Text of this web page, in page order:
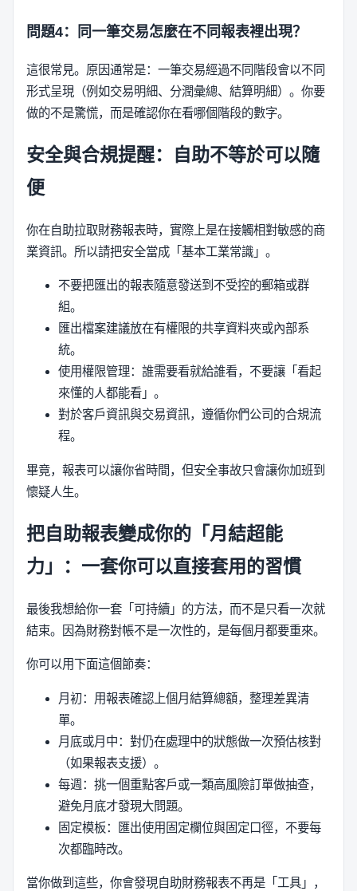
問題4：同一筆交易怎麼在不同報表裡出現？
這很常見。原因通常是：一筆交易經過不同階段會以不同
形式呈現（例如交易明細、分潤彙總、結算明細）。你要
做的不是驚慌，而是確認你在看哪個階段的數字。
安全與合規提醒：自助不等於可以隨
便
你在自助拉取財務報表時，實際上是在接觸相對敏感的商
業資訊。所以請把安全當成「基本工業常識」。
不要把匯出的報表隨意發送到不受控的郵箱或群
組。
匯出檔案建議放在有權限的共享資料夾或內部系
統。
使用權限管理：誰需要看就給誰看，不要讓「看起
來懂的人都能看」。
對於客戶資訊與交易資訊，遵循你們公司的合規流
程。
畢竟，報表可以讓你省時間，但安全事故只會讓你加班到
懷疑人生。
把自助報表變成你的「月結超能
力」：一套你可以直接套用的習慣
最後我想給你一套「可持續」的方法，而不是只看一次就
結束。因為財務對帳不是一次性的，是每個月都要重來。
你可以用下面這個節奏：
月初：用報表確認上個月結算總額，整理差異清
單。
月底或月中：對仍在處理中的狀態做一次預估核對
（如果報表支援）。
每週：挑一個重點客戶或一類高風險訂單做抽查，
避免月底才發現大問題。
固定模板：匯出使用固定欄位與固定口徑，不要每
次都臨時改。
當你做到這些，你會發現自助財務報表不再是「工具」，